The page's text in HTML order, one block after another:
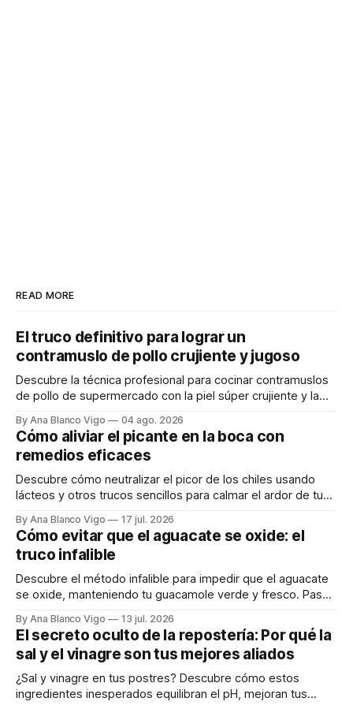
READ MORE
El truco definitivo para lograr un
contramuslo de pollo crujiente y jugoso
Descubre la técnica profesional para cocinar contramuslos
de pollo de supermercado con la piel súper crujiente y la
By Ana Blanco Vigo 04 ago. 2026
Cómo aliviar el picante en la boca con
remedios eficaces
Descubre cómo neutralizar el picor de los chiles usando
lácteos y otros trucos sencillos para calmar el ardor de tu
By Ana Blanco Vigo 17 jul. 2026
Cómo evitar que el aguacate se oxide: el
truco infalible
Descubre el método infalible para impedir que el aguacate
se oxide, manteniendo tu guacamole verde y fresco. Paso
By Ana Blanco Vigo 13 jul. 2026
El secreto oculto de la repostería: Por qué la
sal y el vinagre son tus mejores aliados
¿Sal y vinagre en tus postres? Descubre cómo estos
ingredientes inesperados equilibran el pH, mejoran tus